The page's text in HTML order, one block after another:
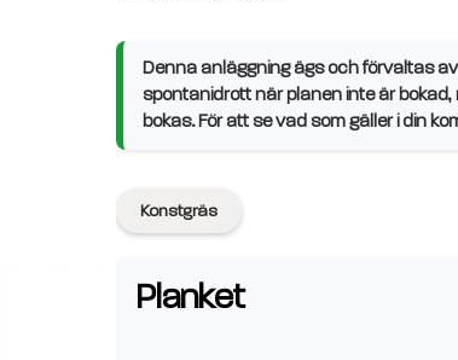
Denna anläggning ägs och förvaltas
spontanidrott när planen inte är
bokas. För att se vad som gäller i din
Konstgräs
Planket